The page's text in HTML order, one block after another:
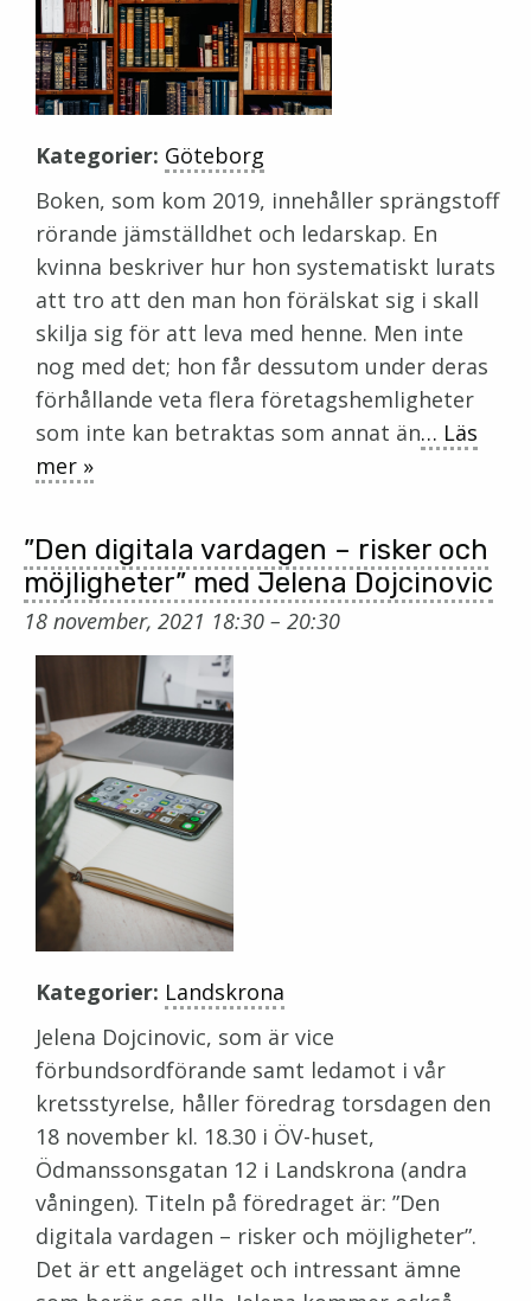
Kategorier: Göteborg
Boken, som kom 2019, innehåller sprängstoff
rörande jämställdhet och ledarskap. En
kvinna beskriver hur hon systematiskt lurats
att tro att den man hon förälskat sig i skall
skilja sig för att leva med henne. Men inte
nog med det; hon får dessutom under deras
förhållande veta flera företagshemligheter
som inte kan betraktas som annat än… Läs
mer »
”Den digitala vardagen – risker och
möjligheter” med Jelena Dojcinovic
18 november, 2021 18:30 – 20:30
Kategorier: Landskrona
Jelena Dojcinovic, som är vice
förbundsordförande samt ledamot i vår
kretsstyrelse, håller föredrag torsdagen den
18 november kl. 18.30 i ÖV-huset,
Ödmanssonsgatan 12 i Landskrona (andra
våningen). Titeln på föredraget är: ”Den
digitala vardagen – risker och möjligheter”.
Det är ett angeläget och intressant ämne